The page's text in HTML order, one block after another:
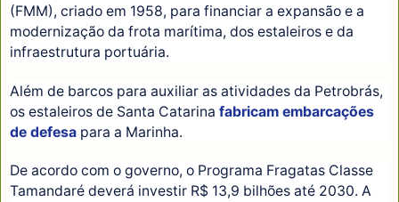
(FMM), criado em 1958, para financiar a expansão e a
modernização da frota marítima, dos estaleiros e da
infraestrutura portuária.
Além de barcos para auxiliar as atividades da Petrobrás,
os estaleiros de Santa Catarina fabricam embarcações
de defesa para a Marinha.
De acordo com o governo, o Programa Fragatas Classe
Tamandaré deverá investir R$ 13,9 bilhões até 2030. A